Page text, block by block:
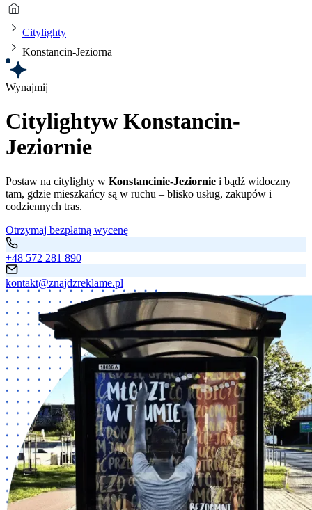
Citylighty
Konstancin-Jeziorna
Wynajmij
Citylightyw Konstancin-
Jeziornie
Postaw na citylighty w Konstancinie-Jeziornie i bądź widoczny
tam, gdzie mieszkańcy są w ruchu – blisko usług, zakupów i
codziennych tras.
Otrzymaj bezpłatną wycenę
+48 572 281 890
kontakt@znajdzreklame.pl